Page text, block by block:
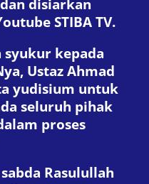
disiarkan
STIBA TV.
syukur kepada
Ustaz Ahmad
yudisium untuk
seluruh pihak
proses
Rasulullah